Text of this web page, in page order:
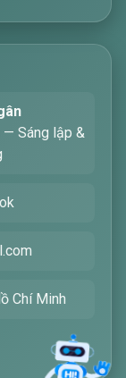
từ
ngay
— Sáng lập &
Chí Minh